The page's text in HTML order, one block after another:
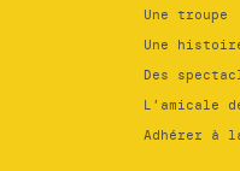
Une troupe
Une
Des
L’amicale
Adhérer à